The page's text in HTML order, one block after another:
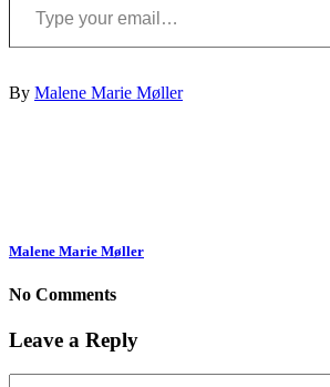
By Malene Marie Møller
Malene Marie Møller
No Comments
Leave a Reply